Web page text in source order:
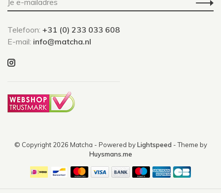
Telefoon: +31 (0) 233 033 608
E-mail: info@matcha.nl
© Copyright 2026 Matcha - Powered byLightspeed - Theme by
Huysmans.me